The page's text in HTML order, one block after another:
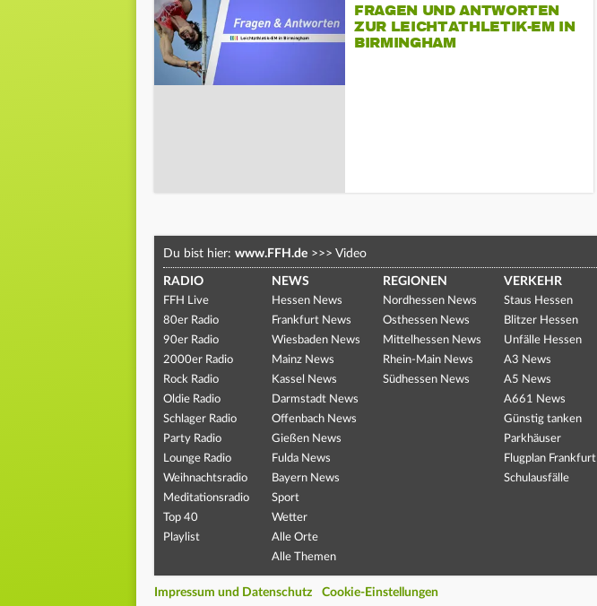
FRAGEN UND ANTWORTEN
ZUR LEICHTATHLETIK-EM IN
BIRMINGHAM
Du bist hier: www.FFH.de >>> Video
RADIO
FFH Live
80er Radio
90er Radio
2000er Radio
Rock Radio
Oldie Radio
Schlager Radio
Party Radio
Lounge Radio
Weihnachtsradio
Meditationsradio
Top 40
Playlist
NEWS
Hessen News
Frankfurt News
Wiesbaden News
Mainz News
Kassel News
Darmstadt News
Offenbach News
Gießen News
Fulda News
Bayern News
Sport
Wetter
Alle Orte
Alle Themen
REGIONEN
Nordhessen News
Osthessen News
Mittelhessen News
Rhein-Main News
Südhessen News
VERKEHR
Staus Hessen
Blitzer Hessen
Unfälle Hessen
A3 News
A5 News
A661 News
Günstig tanken
Parkhäuser
Flugplan Frankfurt
Schulausfälle
Impressum und Datenschutz Cookie-Einstellungen